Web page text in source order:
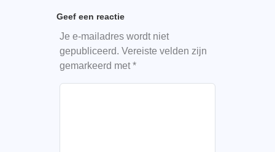
Geef een reactie
Je e-mailadres wordt niet
gepubliceerd. Vereiste velden zijn
gemarkeerd met*